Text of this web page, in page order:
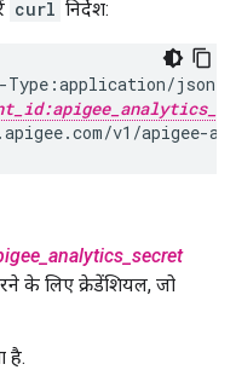
curl निर्देश:
Type:application/
v1/apigee-
के लिए क्रेडेंशियल, जो
है.